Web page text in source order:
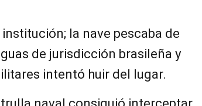
la nave pescaba de
de jurisdicción brasileña y
intentó huir del lugar.